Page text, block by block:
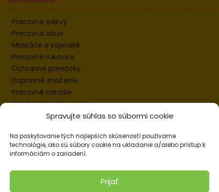
Spravujte súhlas so súbormi cookie
Na poskytovanie tých najlepších skúseností používame
technológie, ako sú súbory cookie na ukladanie a/alebo prístup k
informáciám o zariadení.
Prijať
Pracovné odevy
Pracovná obuv
Maskáče a vojenské
Pracovné rukavice
Ochranné pomôcky
Dopravné značenie
Pracovné náradie
Upratovanie a hygiena
Často kladené otázky